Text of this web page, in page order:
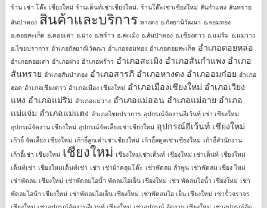
ร้าน เช่า โต๊ะ เชียงใหม่ ร้านเต็นท์เช่าเชียงใหม่. ร้านโต๊ะเช่าเชียงใหม่ สันกำแพง สันทราย
สันป่าตอง สินค้าและบริการ หางดง อ.กัลยานิวัฒนา อ.จอมทอง
อ.ดอยสะเก็ด อ.ดอยเต่า อ.ฝาง อ.พร้าว อ.สะเมิง อ.สันป่าตอง อ.เชียงดาว อ.แม่ริม อ.แม่วาง
อ.ไชยปราการ อำเภอกัลยาณิวัฒนา อำเภอจอมทอง อำเภอดอยสะเก็ด อำเภอดอยหล่อ
อำเภอดอยเต่า อำเภอฝาง อำเภอพร้าว อำเภอสะเมิง อำเภอสันกำแพง อำเภอ
สันทราย อำเภอสันป่าตอง อำเภอสารภี อำเภอหางดง อำเภออมก๋อย อำเภอ
ฮอด อำเภอเชียงดาว อำเภอเมือง เชียงใหม่ อำเภอเมืองเชียงใหม่ อำเภอเวียง
แหง อำเภอแม่ริม อำเภอแม่วาง อำเภอแม่ออน อำเภอแม่อาย อำเภอ
แม่แจ่ม อำเภอแม่แตง อำเภอไชยปราการ อุปกรณ์จัดงานอีเว้นท์ เช่า เชียงใหม่
อุปกรณ์จัดงาน เชียงใหม่ อุปกรณ์จัดเลี้ยงเช่าเชียงใหม่ อุปกรณ์อีเว้นท์ เชียงใหม่
เก้าอี้ จัดเลี้ยง เชียงใหม่ เก้าอี้ลูกเต๋าเช่าเชียงใหม่ เก้าอี้สตูลเช่าเชียงใหม่ เก้าอี้สํานักงาน
เก้าอี้เช่า เชียงใหม่ เชียงใหม่ เชียงใหม่เช่าเต็นท์ เชียงใหม่ เช่าเต็นท์ เชียงใหม่
เต็นท์เช่า เชียงใหม่เต็นท์เช่า เช่า เช่าผ้าคลุมโต๊ะ เช่าพัดลม ลำพูน เช่าพัดลม เชียง ใหม่
เช่าพัดลม เชียงใหม่ เช่าพัดลมไอน้ำ พัดลมไอเย็น เชียงใหม่ เช่า พัดลมไอน้ำ เชียงใหม่ เช่า
พัดลมไอน้ํา เชียงใหม่ เช่าพัดลมไอเย็น เชียงใหม่ เช่าพัดลมไอ เย็น เชียงใหม่ เช่ารั้วจราจร